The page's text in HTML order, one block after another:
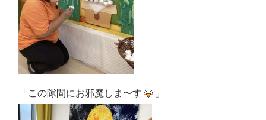
「この隙間にお邪魔しま〜す 」